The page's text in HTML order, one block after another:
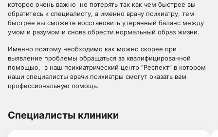
которое очень важно не потерять так как чем быстрее вы
обратитесь к специалисту, а именно врачу психиатру, тем
быстрее вы сможете восстановить утерянный баланс между
умом и разумом и снова обрести нормальный образ жизни.
Именно поэтому необходимо как можно скорее при
выявление проблемы обращаться за квалифицированной
помощью, в наш психиатрический центр “Респект” в котором
наши специалисты врачи психиатры смогут оказать вам
профессиональную помощь.
Специалисты клиники